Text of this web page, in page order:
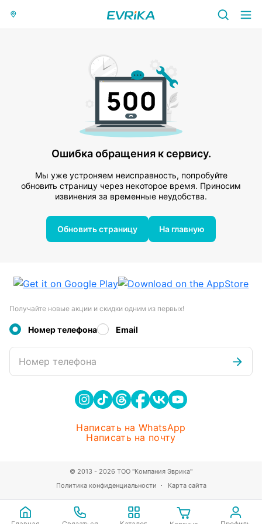
Ошибка обращения к сервису.
Мы уже устроняем неисправность, попробуйте
обновить страницу через некоторое время. Приносим
извинения за временные неудобства.
Обновить страницу На главную
Получайте новые акции и скидки одним из первых!
Номер телефона Email
Номер телефона
Написать на WhatsApp
Написать на почту
Политика конфиденциальности Карта сайта
© 2013 - 2026 ТОО "Компания Эврика"